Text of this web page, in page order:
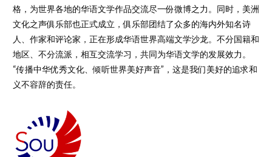
格，为世界各地的华语文学作品交流尽一份微博之力。同时，美洲
文化之声俱乐部也正式成立，俱乐部团结了众多的海内外知名诗
人、作家和评论家，正在形成华语世界高端文学沙龙。不分国籍和
地区、不分流派，相互交流学习，共同为华语文学的发展效力。
“传播中华优秀文化、倾听世界美好声音”，这是我们美好的追求和
义不容辞的责任。